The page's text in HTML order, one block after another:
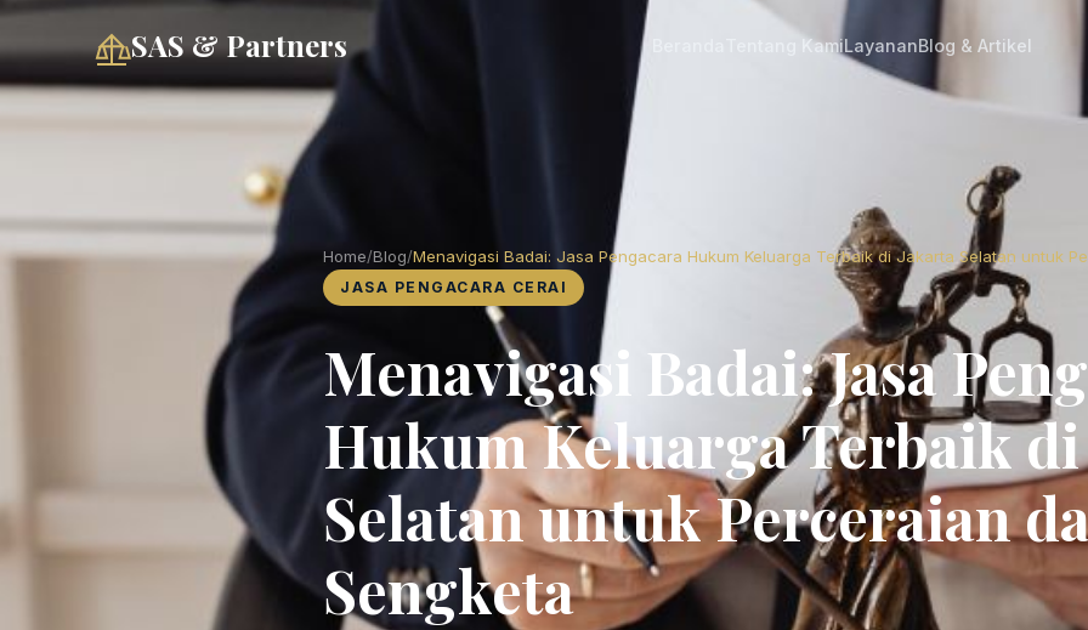
SAS & Partners Tentang KamiLayananBlog & Artikel
Home/Blog/Menavigasi Badai: Jasa Pengacara Hukum Keluarga Terbaik di Jakarta Selatan untuk
JASA PENGACARA CERAI
Menavigasi Badai: Jasa
Hukum Keluarga Terbaik
Selatan untuk Perceraian
Sengketa